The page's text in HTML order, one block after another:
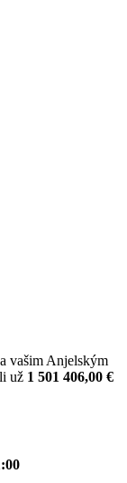
vašim Anjelským
už 1 501 406,00 €